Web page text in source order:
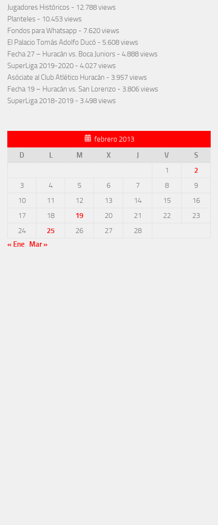
Jugadores Históricos - 12.788 views
Planteles - 10.453 views
Fondos para Whatsapp - 7.620 views
El Palacio Tomás Adolfo Ducó - 5.608 views
Fecha 27 – Huracán vs. Boca Juniors - 4.888 views
SuperLiga 2019-2020 - 4.027 views
Asóciate al Club Atlético Huracán - 3.957 views
Fecha 19 – Huracán vs. San Lorenzo - 3.806 views
SuperLiga 2018-2019 - 3.498 views
febrero 2013
D
L M X J V
S
1
2
3
4 5 6 7 8
9
10
11 12 13 14 15
16
17
18 19 20 21 22
23
24
25 26 27
28
« Ene
Mar »